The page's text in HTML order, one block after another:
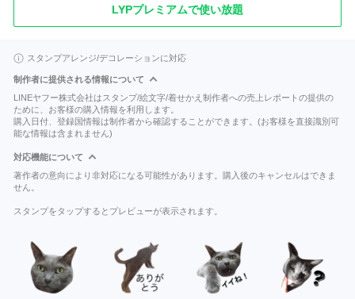
LYPプレミアムで使い放題
スタンプアレンジ/デコレーションに対応
制作者に提供される情報について
LINEヤフー株式会社はスタンプ/絵文字/着せかえ制作者への売上レポートの提供の
ために、お客様の購入情報を利用します。
購入日付、登録国情報は制作者から確認することができます。(お客様を直接識別可
能な情報は含まれません)
対応機能について
著作者の意向により非対応になる可能性があります。購入後のキャンセルはできま
せん。
スタンプをタップするとプレビューが表示されます。